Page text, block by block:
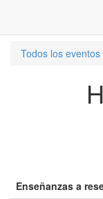
Todos los eventos
Enseñanzas a